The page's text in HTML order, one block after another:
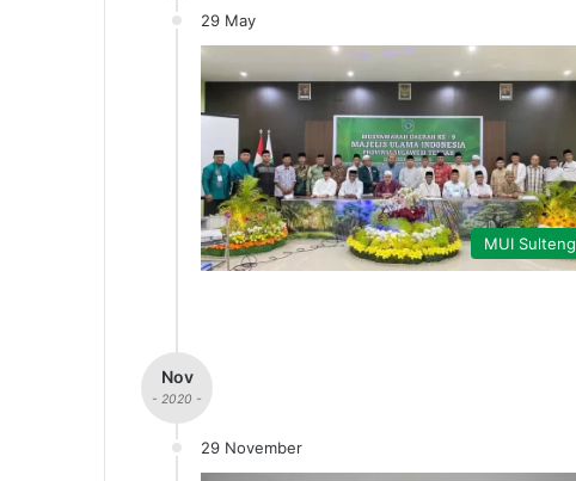
29 May
MUI Sulteng
Nov
- 2020 -
29 November